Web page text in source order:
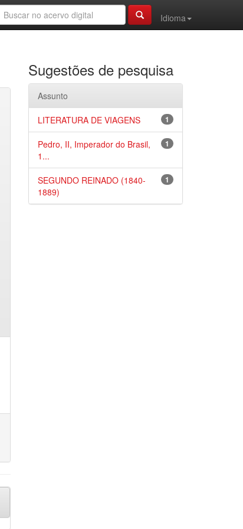
Idioma
Sugestões de pesquisa
Assunto
1
LITERATURA DE VIAGENS
1
Pedro, II, Imperador do Brasil,
1...
1
SEGUNDO REINADO (1840-
1889)